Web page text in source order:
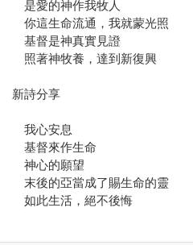
是愛的神作我牧人
你這生命流通，我就蒙光照
基督是神真實見證
照著神牧養，達到新復興
新詩分享
我心安息
基督來作生命
神心的願望
末後的亞當成了賜生命的靈
如此生活，絕不後悔